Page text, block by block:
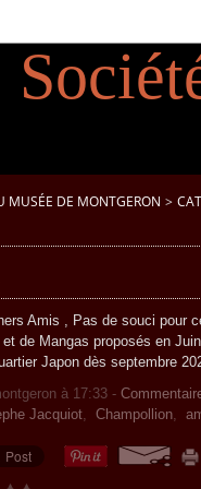
MUSÉE DE MONTGERON >
Amis , Pas de souci pour
et de Mangas proposés en
Japon dès septembre
à 17:33 -
Jacquiot, Champollion,